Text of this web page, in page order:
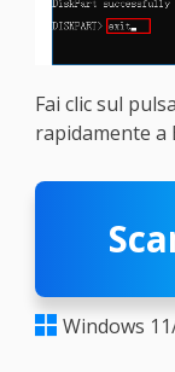
Fai clic sul
rapidamente a
 Windows